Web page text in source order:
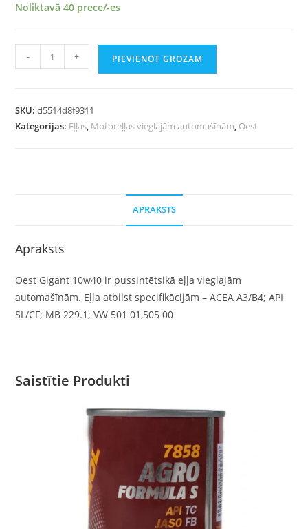
Noliktavā 40 prece/-es
- + PIEVIENOT GROZAM
SKU:d5514d8f9311
Kategorijas: Eļļas, Motoreļļas vieglajām automašīnām, Oest
APRAKSTS
Apraksts
Oest Gigant 10w40 ir pussintētsikā eļļa vieglajām
automašīnām. Eļļa atbilst specifikācijām – ACEA A3/B4; API
SL/CF; MB 229.1; VW 501 01,505 00
Saistītie Produkti